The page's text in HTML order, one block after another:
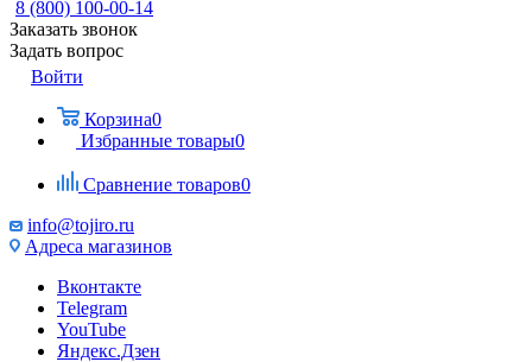
8 (800) 100-00-14
Заказать звонок
Задать вопрос
Войти
Корзина0
Избранные товары0
Сравнение товаров0
info@tojiro.ru
Адреса магазинов
Вконтакте
Telegram
YouTube
Яндекс.Дзен